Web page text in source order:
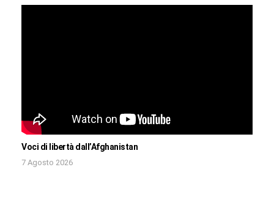
Voci di libertà dall’Afghanistan
7 Agosto 2026